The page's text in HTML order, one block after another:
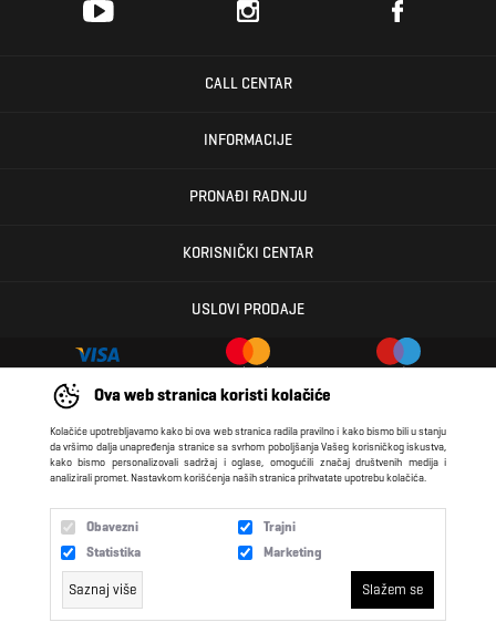
Ova web stranica koristi kolačiće
Kolačiće upotrebljavamo kako bi ova web stranica radila pravilno i kako bismo bili u stanju
da vršimo dalja unapređenja stranice sa svrhom poboljšanja Vašeg korisničkog iskustva,
kako bismo personalizovali sadržaj i oglase, omogućili značaj društvenih medija i
analizirali promet. Nastavkom korišćenja naših stranica prihvatate upotrebu kolačića.
Obavezni
Trajni
Statistika
Marketing
Saznaj više Slažem se
CALL CENTAR
INFORMACIJE
PRONAĐI RADNJU
KORISNIČKI CENTAR
USLOVI PRODAJE
N SPORT 2026 created byEnetel Solutions